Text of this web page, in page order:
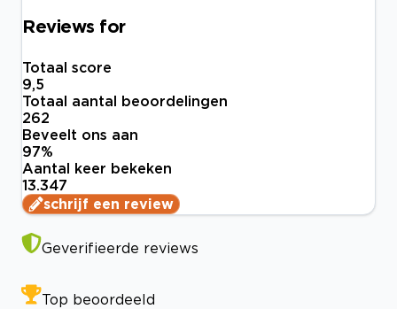
Reviews for
Totaal score
9,5
Totaal aantal beoordelingen
262
Beveelt ons aan
97%
Aantal keer bekeken
13.347
schrijf een review
Geverifieerde reviews
Top beoordeeld